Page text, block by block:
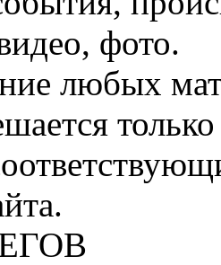
фото.
любых